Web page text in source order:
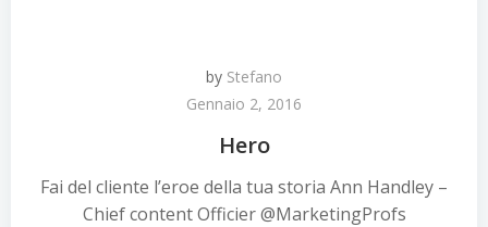
by Stefano
Gennaio 2, 2016
Hero
Fai del cliente l’eroe della tua storia Ann Handley –
Chief content Officier @MarketingProfs